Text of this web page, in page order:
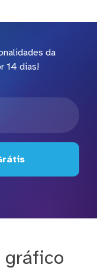
da
14 dias!
gráfico